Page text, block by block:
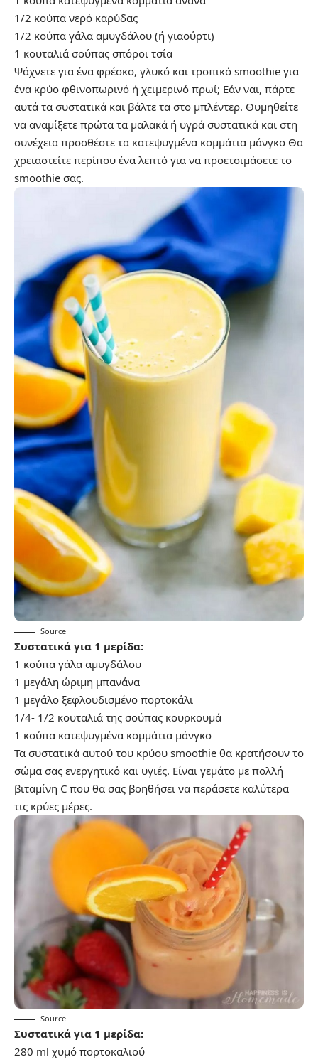
1/2 κούπα νερό καρύδας
1/2 κούπα γάλα αμυγδάλου (ή γιαούρτι)
1 κουταλιά σούπας σπόροι τσία
Ψάχνετε για ένα φρέσκο, γλυκό και τροπικό smoothie για
ένα κρύο φθινοπωρινό ή χειμερινό πρωί; Εάν ναι, πάρτε
αυτά τα συστατικά και βάλτε τα στο μπλέντερ. Θυμηθείτε
να αναμίξετε πρώτα τα μαλακά ή υγρά συστατικά και στη
συνέχεια προσθέστε τα κατεψυγμένα κομμάτια μάνγκο Θα
χρειαστείτε περίπου ένα λεπτό για να προετοιμάσετε το
smoothie σας.
Source
Συστατικά για 1 μερίδα:
1 κούπα γάλα αμυγδάλου
1 μεγάλη ώριμη μπανάνα
1 μεγάλο ξεφλουδισμένο πορτοκάλι
1/4- 1/2 κουταλιά της σούπας κουρκουμά
1 κούπα κατεψυγμένα κομμάτια μάνγκο
Τα συστατικά αυτού του κρύου smoothie θα κρατήσουν το
σώμα σας ενεργητικό και υγιές. Είναι γεμάτο με πολλή
βιταμίνη C που θα σας βοηθήσει να περάσετε καλύτερα
τις κρύες μέρες.
Source
Συστατικά για 1 μερίδα:
280 ml χυμό πορτοκαλιού